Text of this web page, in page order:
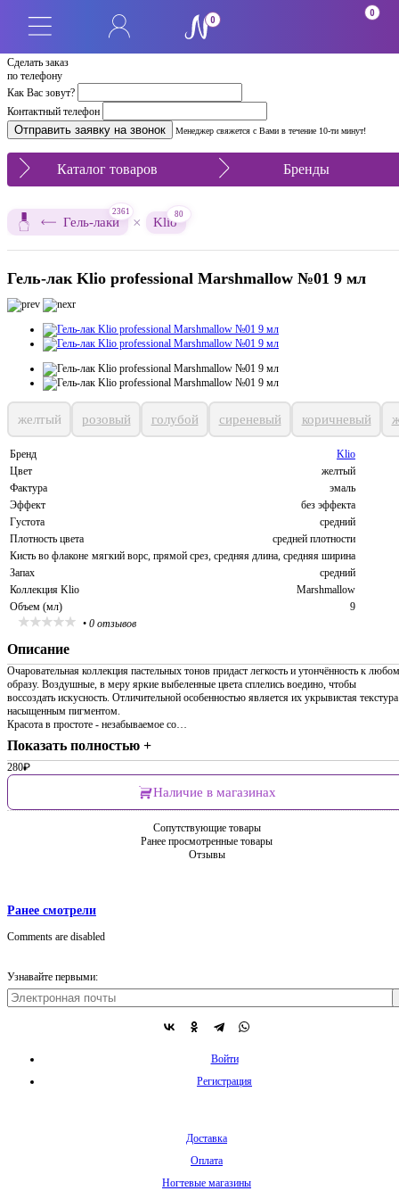
Сделать заказ
по телефону
Как Вас зовут?
Контактный телефон
Менеджер свяжется с Вами в течение 10-ти минут!
0
0
Каталог товаров Бренды
Гель-лаки
2361
× Klio
80
Гель-лак Klio professional Marshmallow №01 9 мл
желтый розовый голубой сиреневый коричневый
Бренд
Klio
Цвет
желтый
Фактура
эмаль
Эффект
без эффекта
Густота
средний
Плотность цвета
средней плотности
Кисть во флаконе мягкий ворс, прямой срез, средняя длина, средняя ширина
Запах
средний
Коллекция Klio
Marshmallow
Объем (мл)
9
• 0 отзывов
Описание
Очаровательная коллекция пастельных тонов придаст легкость и утончённость к
образу. Воздушные, в меру яркие выбеленные цвета сплелись воедино, чтобы
воссоздать искусность. Отличительной особенностью является их укрывистая
насыщенным пигментом.
Красота в простоте - незабываемое со…
Показать полностью +
280₽
Наличие в магазинах
Сопутствующие товары
Ранее просмотренные товары
Отзывы
Ранее смотрели
Comments are disabled
Узнавайте первыми:
Войти
Регистрация
Доставка
Оплата
Ногтевые магазины